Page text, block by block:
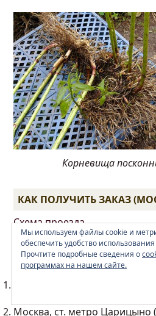
Корневища
КАК ПОЛУЧИТЬ ЗАКАЗ
Схема проезда
Места встречи для
Москве и МО (доставка 0
Москва, ул. Бирюлевская, д.
Москва, ст. метро Царицыно
Мы используем файлы cookie и
обеспечить удобство
Прочтите подробные сведения о
программах на нашем сайте.